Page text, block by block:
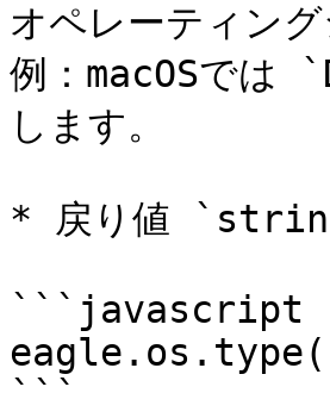
オペレーティン
例：macOSでは
します。
* 戻り値
```javascript
```